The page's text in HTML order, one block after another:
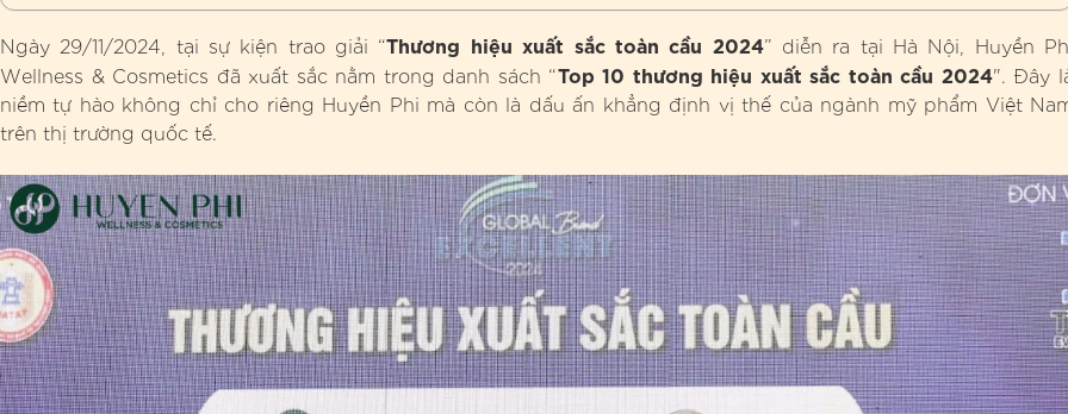
Ngày 29/11/2024, tại sự kiện trao giải “Thương hiệu xuất sắc toàn cầu 2024” diễn ra tại Hà Nội, Huyền
Wellness & Cosmetics đã xuất sắc nằm trong danh sách “Top 10 thương hiệu xuất sắc toàn cầu 2024". Đây
niềm tự hào không chỉ cho riêng Huyền Phi mà còn là dấu ấn khẳng định vị thế của ngành mỹ phẩm Việt
trên thị trường quốc tế.